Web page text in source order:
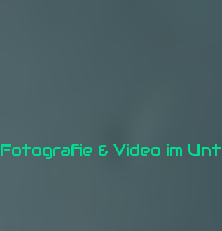
Fotografie & Video im
Fotografie & Video im